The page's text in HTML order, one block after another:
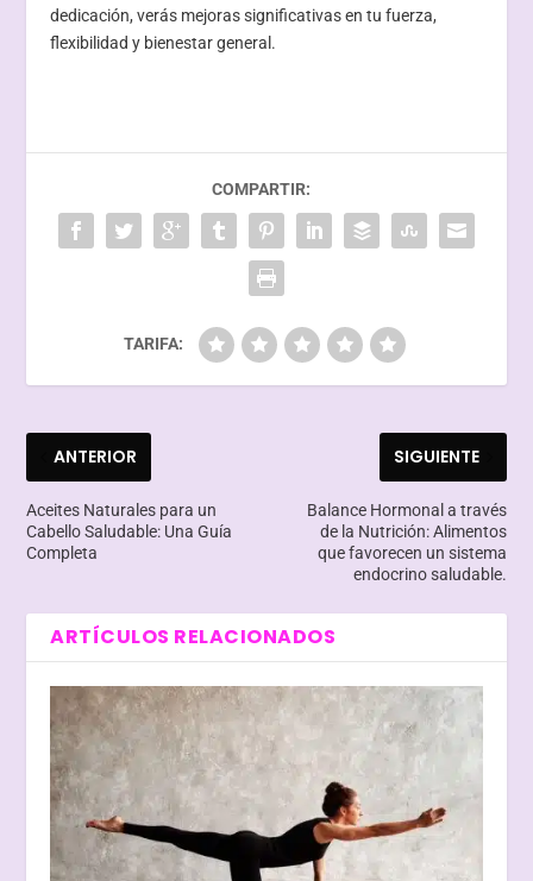
dedicación, verás mejoras significativas en tu fuerza,
flexibilidad y bienestar general.
COMPARTIR:
TARIFA:
ANTERIOR
Aceites Naturales para un
Cabello Saludable: Una Guía
Completa
SIGUIENTE
Balance Hormonal a través
de la Nutrición: Alimentos
que favorecen un sistema
endocrino saludable.
ARTÍCULOS RELACIONADOS